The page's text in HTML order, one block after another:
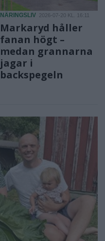
NÄRINGSLIV 2026-07-20 KL. 16:11
Markaryd håller
fanan högt –
medan grannarna
jagar i
backspegeln